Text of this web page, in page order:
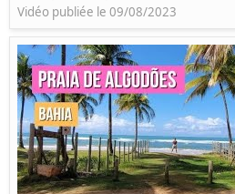
Vidéo publiée le 09/08/2023